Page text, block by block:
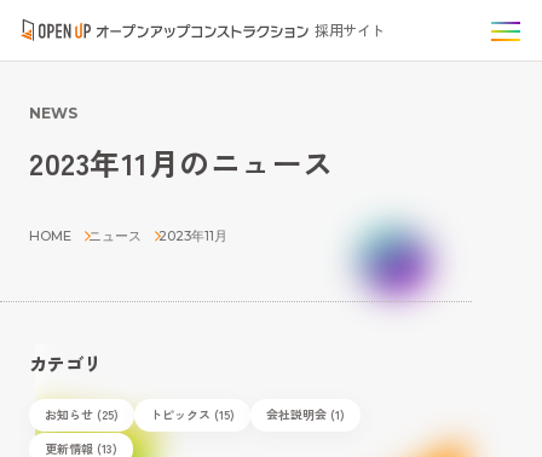
採用サイト
NEWS
2023年11月のニュース
HOME ニュース 2023年11月
カテゴリ
お知らせ (25) トピックス (15)
会社説明会 (1)
更新情報 (13)